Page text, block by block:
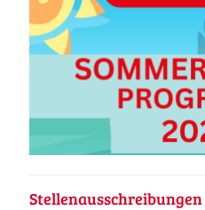
Stellenausschreibungen